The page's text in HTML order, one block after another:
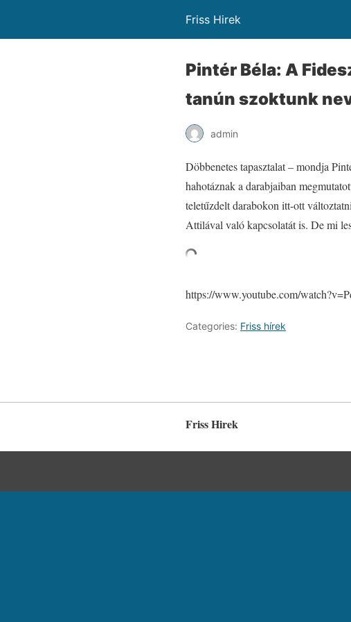
Friss Hirek
Pintér Béla: A
tanún szoktunk
admin
Döbbenetes tapasztalat – mondja
hahotáznak a darabjaiban
teletűzdelt darabokon itt-ott
Attilával való kapcsolatát is. De mi
https://www.youtube.com/
Categories: Friss hírek
Friss Hirek